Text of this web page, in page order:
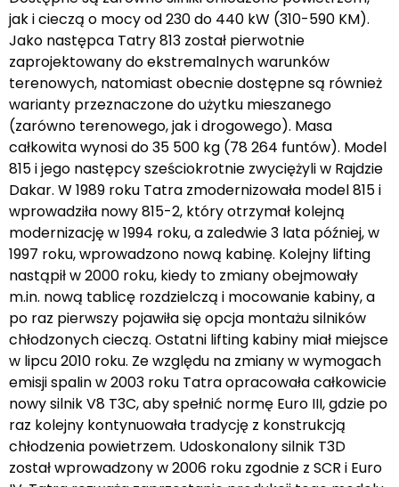
jak i cieczą o mocy od 230 do 440 kW (310-590 KM).
Jako następca Tatry 813 został pierwotnie
zaprojektowany do ekstremalnych warunków
terenowych, natomiast obecnie dostępne są również
warianty przeznaczone do użytku mieszanego
(zarówno terenowego, jak i drogowego). Masa
całkowita wynosi do 35 500 kg (78 264 funtów). Model
815 i jego następcy sześciokrotnie zwyciężyli w Rajdzie
Dakar. W 1989 roku Tatra zmodernizowała model 815 i
wprowadziła nowy 815-2, który otrzymał kolejną
modernizację w 1994 roku, a zaledwie 3 lata później, w
1997 roku, wprowadzono nową kabinę. Kolejny lifting
nastąpił w 2000 roku, kiedy to zmiany obejmowały
m.in. nową tablicę rozdzielczą i mocowanie kabiny, a
po raz pierwszy pojawiła się opcja montażu silników
chłodzonych cieczą. Ostatni lifting kabiny miał miejsce
w lipcu 2010 roku. Ze względu na zmiany w wymogach
emisji spalin w 2003 roku Tatra opracowała całkowicie
nowy silnik V8 T3C, aby spełnić normę Euro III, gdzie po
raz kolejny kontynuowała tradycję z konstrukcją
chłodzenia powietrzem. Udoskonalony silnik T3D
został wprowadzony w 2006 roku zgodnie z SCR i Euro